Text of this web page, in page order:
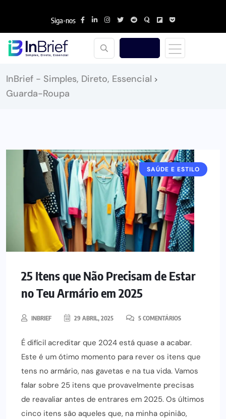
Siga-nos
InBrief - Simples, Direto, Essencial >
Guarda-Roupa
SAÚDE E ESTILO
25 Itens que Não Precisam de Estar
no Teu Armário em 2025
INBRIEF 29 ABRIL, 2025 5 COMENTÁRIOS
É difícil acreditar que 2024 está quase a acabar.
Este é um ótimo momento para rever os itens que
tens no armário, nas gavetas e na tua vida. Vamos
falar sobre 25 itens que provavelmente precisas
de reavaliar antes de entrares em 2025. Os últimos
cinco itens são aqueles que, na minha opinião,